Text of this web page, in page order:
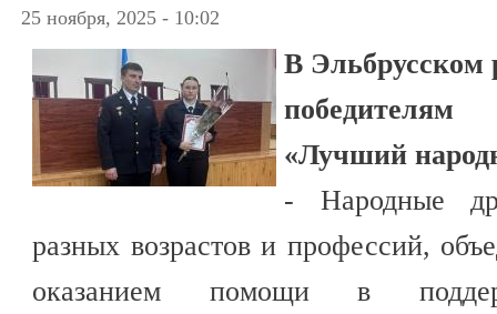
25 ноября, 2025 - 10:02
В Эльбрусском
«Лучший
- Народные
разных возрастов и профессий,
оказанием помощи в